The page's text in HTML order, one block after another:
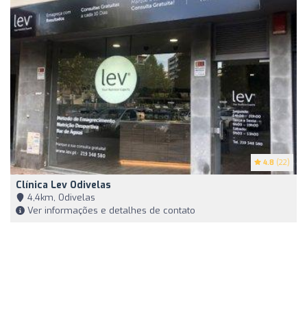
4.8 (22)
Clínica Lev Odivelas
4,4km, Odivelas
Ver informações e detalhes de contato